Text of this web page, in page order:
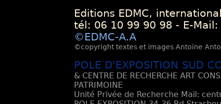
Editions EDMC,
tél: 06 10 99 90 98 - E-Mail:
©EDMC-A.A
©copyright textes et images Antoine
POLE D'EXPOSITION SUD
& CENTRE DE RECHERCHE ART
PATRIMOINE
Unité Privée de Recherche Mail: